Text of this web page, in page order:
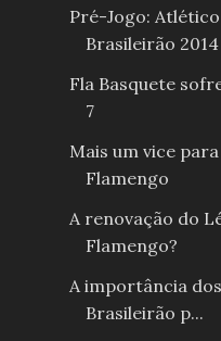
Pré-Jogo:
Brasileirão 2014
Fla Basquete
7
Mais um vice
Flamengo
A renovação do
Flamengo?
A importância
Brasileirão p...